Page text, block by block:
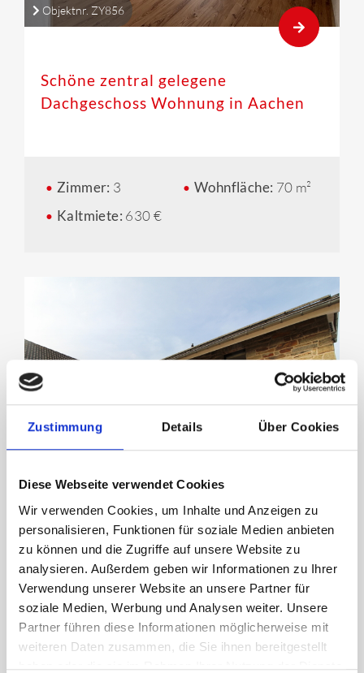
Zustimmung Details Über Cookies
Diese Webseite verwendet Cookies
Wir verwenden Cookies, um Inhalte und Anzeigen zu
personalisieren, Funktionen für soziale Medien anbieten
zu können und die Zugriffe auf unsere Website zu
analysieren. Außerdem geben wir Informationen zu Ihrer
Verwendung unserer Website an unsere Partner für
soziale Medien, Werbung und Analysen weiter. Unsere
Partner führen diese Informationen möglicherweise mit
weiteren Daten zusammen, die Sie ihnen bereitgestellt
haben oder die sie im Rahmen Ihrer Nutzung der Dienste
Objektnr. ZY856
Schöne zentral gelegene
Dachgeschoss Wohnung in Aachen
Zimmer: 3 Wohnfläche: 70 m²
Kaltmiete: 630 €
Objektnr. EW890
Exklusives und modernes
Zweifamilienhaus in Simmerath